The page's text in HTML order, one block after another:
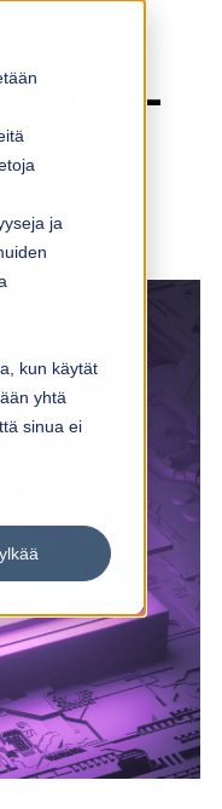
ja
kun käytät
yhtä
sinua ei
–